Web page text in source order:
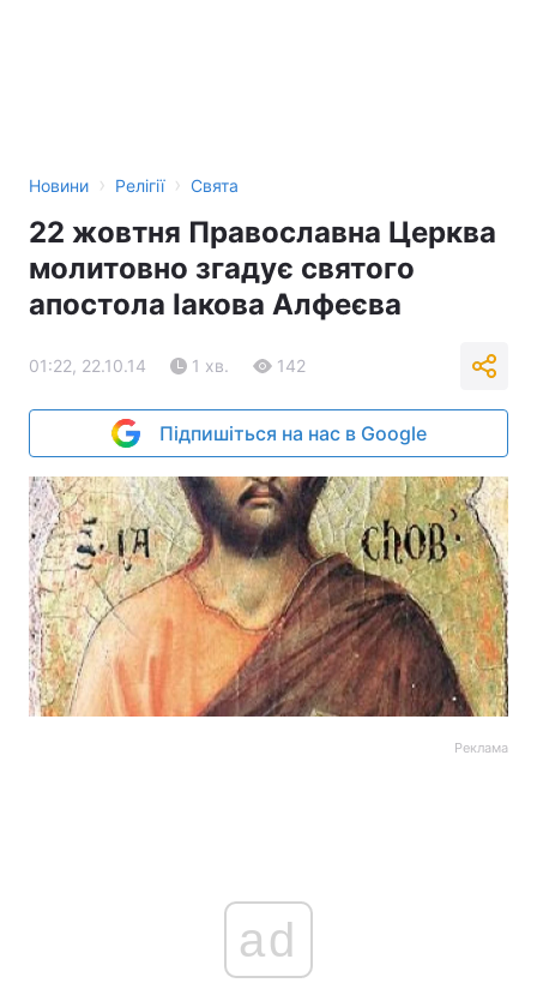
Новини › Релігії › Свята
22 жовтня Православна Церква
молитовно згадує святого
апостола Іакова Алфеєва
01:22, 22.10.14 1 хв. 142
Підпишіться на нас в Google
Реклама
ad